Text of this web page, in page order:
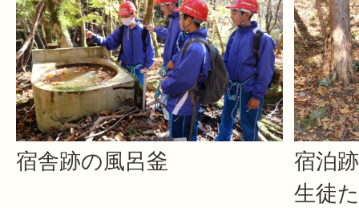
宿舎跡の風呂釜
宿泊
生徒